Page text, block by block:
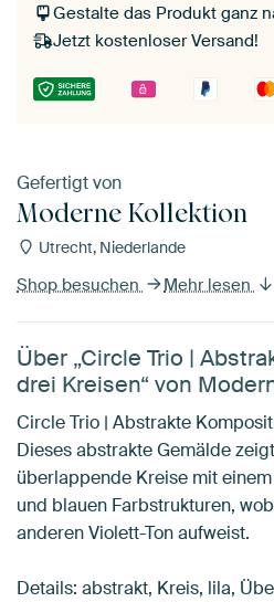
Gestalte das Produkt ganz
Jetzt kostenloser Versand!
Gefertigt von
Moderne Kollektion
Utrecht, Niederlande
Shop besuchen Mehr lesen
Über „Circle Trio |
drei Kreisen“ von
Circle Trio | Abstrakte
Dieses abstrakte Gemälde
überlappende Kreise mit
und blauen Farbstrukturen,
anderen Violett-Ton aufweist.
Details: abstrakt, Kreis, lila,